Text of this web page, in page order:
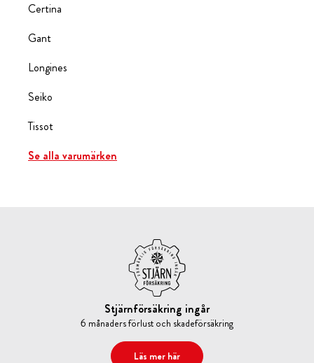
Certina
Gant
Longines
Seiko
Tissot
Se alla varumärken
Stjärnförsäkring ingår
6 månaders förlust och skadeförsäkring
Läs mer här